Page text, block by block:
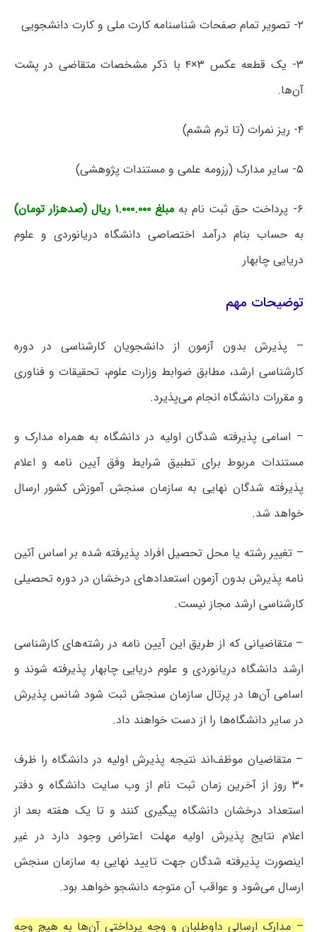
۲- تصویر تمام صفحات شناسنامه کارت ملی و کارت دانشجویی
۳- یک قطعه عکس ۳×۴ با ذکر مشخصات متقاضی در پشت
آن‌ها.
۴- ریز نمرات (تا ترم ششم)
۵- سایر مدارک (رزومه علمی و مستندات پژوهشی)
۶- پرداخت حق ثبت نام به
مبلغ ۱.۰۰۰.۰۰۰ ریال (صدهزار تومان)
به حساب بنام درآمد اختصاصی دانشگاه دریانوردی و علوم
دریایی چابهار
توضیحات مهم
– پذیرش بدون آزمون از دانشجویان کارشناسی در دوره
کارشناسی ارشد، مطابق ضوابط وزارت علوم، تحقیقات و فناوری
و مقررات دانشگاه انجام می‌پذیرد.
– اسامی پذیرفته شدگان اولیه در دانشگاه به همراه مدارک و
مستندات مربوط برای تطبیق شرایط وفق آیین نامه و اعلام
پذیرفته شدگان نهایی به سازمان سنجش آموزش کشور ارسال
خواهد شد.
– تغییر رشته یا محل تحصیل افراد پذیرفته شده بر اساس آئین
نامه پذیرش بدون آزمون استعدادهای درخشان در دوره تحصیلی
کارشناسی ارشد مجاز نیست.
– متقاضیانی که از طریق این آیین نامه در رشته‌های کارشناسی
ارشد دانشگاه دریانوردی و علوم دریایی چابهار پذیرفته شوند و
اسامی آن‌ها در پرتال سازمان سنجش ثبت شود شانس پذیرش
در سایر دانشگاه‌ها را از دست خواهند داد.
– متقاضیان موظف‌اند نتیجه پذیرش اولیه در دانشگاه را ظرف
۳۰ روز از آخرین زمان ثبت نام از وب سایت دانشگاه و دفتر
استعداد درخشان دانشگاه پیگیری کنند و تا یک هفته بعد از
اعلام نتایج پذیرش اولیه مهلت اعتراض وجود دارد در غیر
اینصورت پذیرفته شدگان جهت تایید نهایی به سازمان سنجش
ارسال می‌شود و عواقب آن متوجه دانشجو خواهد بود.
– مدارک ارسالی داوطلبان و وجه پرداختی آن‌ها به هیچ وجه